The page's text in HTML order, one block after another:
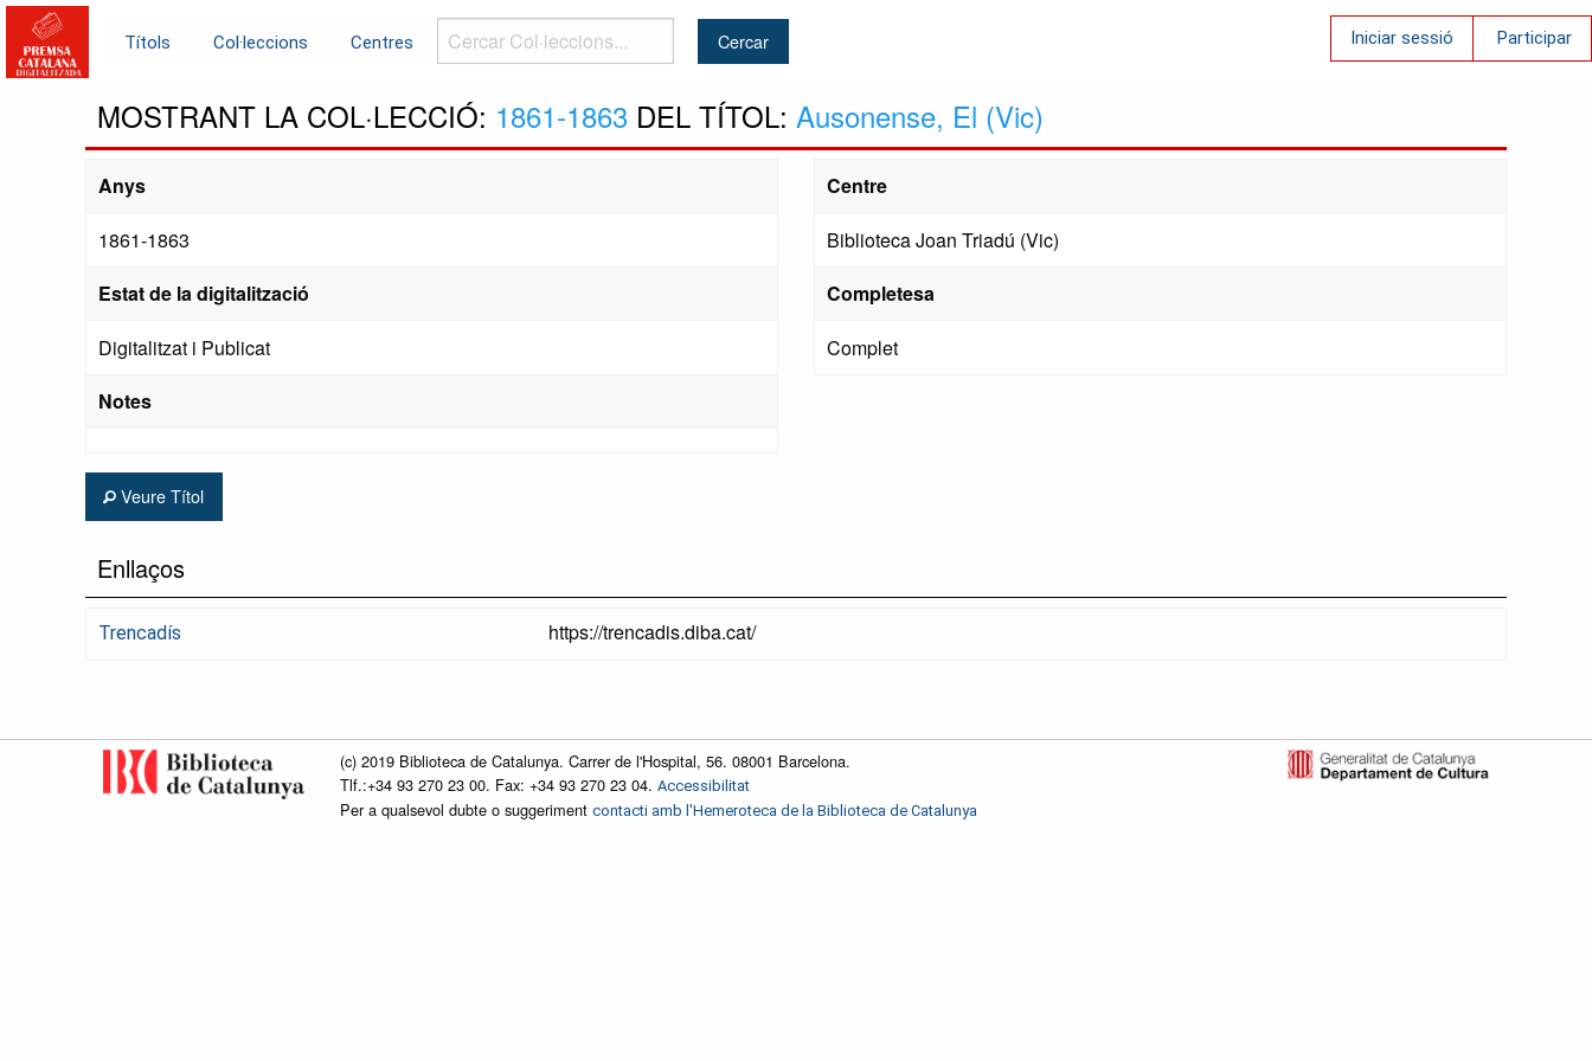
Títols Col·leccions Centres
Cercar
Col·leccions...
Iniciar sessió Participar
MOSTRANT LA COL·LECCIÓ: 1861-1863 DEL TÍTOL: Ausonense, El (Vic)
Anys
1861-1863
Estat de la digitalització
Digitalitzat i Publicat
Notes
Centre
Biblioteca Joan Triadú (Vic)
Completesa
Complet
Veure Títol
Enllaços
Trencadís https://trencadis.diba.cat/
(c) 2019 Biblioteca de Catalunya. Carrer de l'Hospital, 56. 08001 Barcelona.
Tlf.:+34 93 270 23 00. Fax: +34 93 270 23 04. Accessibilitat
Per a qualsevol dubte o suggeriment contacti amb l'Hemeroteca de la Biblioteca de Catalunya